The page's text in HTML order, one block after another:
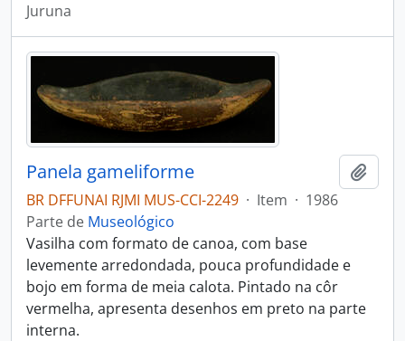
Juruna
Panela gameliforme
BR DFFUNAI RJMI MUS-CCI-2249 · Item · 1986
Parte de Museológico
Vasilha com formato de canoa, com base
levemente arredondada, pouca profundidade e
bojo em forma de meia calota. Pintado na côr
vermelha, apresenta desenhos em preto na parte
interna.